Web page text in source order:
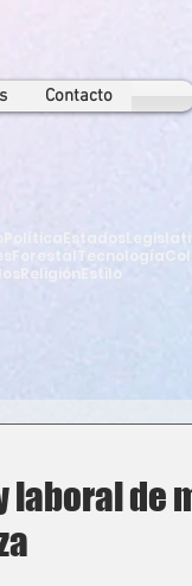
Contacto
Estados
Forestal Tecnología
Religión Estilo
laboral de